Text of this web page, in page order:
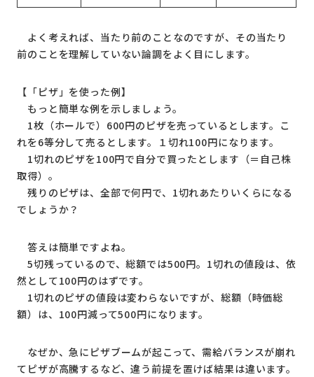
よく考えれば、当たり前のことなのですが、その当たり
前のことを理解していない論調をよく目にします。
【「ピザ」を使った例】
もっと簡単な例を示しましょう。
1枚（ホールで）600円のピザを売っているとします。こ
れを6等分して売るとします。１切れ100円になります。
1切れのピザを100円で自分で買ったとします（＝自己株
取得）。
残りのピザは、全部で何円で、1切れあたりいくらになる
でしょうか？
答えは簡単ですよね。
5切残っているので、総額では500円。1切れの値段は、依
然として100円のはずです。
1切れのピザの値段は変わらないですが、総額（時価総
額）は、100円減って500円になります。
なぜか、急にピザブームが起こって、需給バランスが崩れ
てピザが高騰するなど、違う前提を置けば結果は違います。